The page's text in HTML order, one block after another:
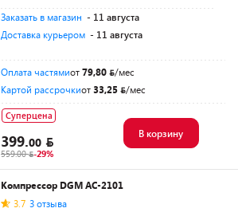
Заказать в магазин - 11 августа
Доставка курьером - 11 августа
Оплата частямиот79,80
/мес
Картой рассрочкиот33,25 /мес
Суперцена
399.00
559.00 -29%
В корзину
Компрессор DGM AC-2101
3.7 3 отзыва